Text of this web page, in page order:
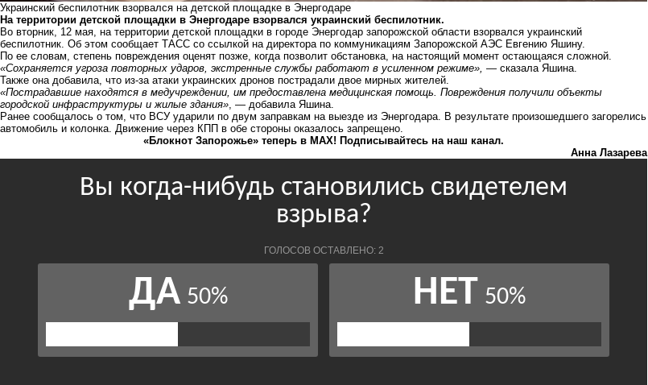
Украинский беспилотник взорвался на детской площадке в Энергодаре
На территории детской площадки в Энергодаре взорвался украинский беспилотник.
Во вторник, 12 мая, на территории детской площадки в городе Энергодар запорожской области взорвался украинский
беспилотник. Об этом сообщает ТАСС со ссылкой на директора по коммуникациям Запорожской АЭС Евгению Яшину.
По ее словам, степень повреждения оценят позже, когда позволит обстановка, на настоящий момент остающаяся сложной.
«Сохраняется угроза повторных ударов, экстренные службы работают в усиленном режиме», — сказала Яшина.
Также она добавила, что из-за атаки украинских дронов пострадали двое мирных жителей.
«Пострадавшие находятся в медучреждении, им предоставлена медицинская помощь. Повреждения получили объекты
городской инфраструктуры и жилые здания» , — добавила Яшина.
Ранее сообщалось о том, что ВСУ ударили по двум заправкам на выезде из Энергодара. В результате произошедшего загорелись
автомобиль и колонка. Движение через КПП в обе стороны оказалось запрещено.
«Блокнот Запорожье» теперь в MAX! Подписывайтесь на наш канал.
Анна Лазарева